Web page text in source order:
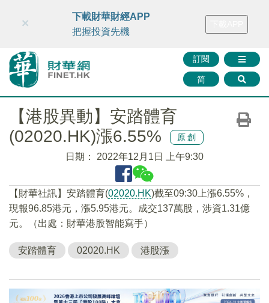
財華智庫網 FINTV FINMETA 財華證券 媒體矩陣
訂閱
简
×
下載財華財經APP
把握投資先機
【港股異動】安踏體育
(02020.HK)漲6.55%
原創
日期： 2022年12月1日 上午9:30
【財華社訊】安踏體育(02020.HK)截至09:30上漲6.55%，
現報96.85港元，漲5.95港元。成交137萬股，涉資1.31億
元。（出處：財華港股智能寫手）
安踏體育 02020.HK 港股漲